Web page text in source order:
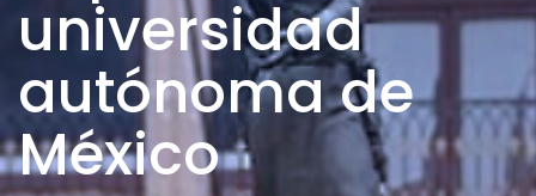
universidad
autónoma de
México